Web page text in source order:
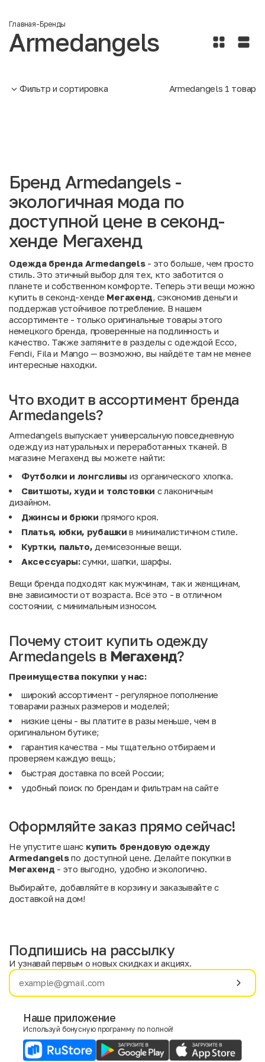
Главная-Бренды
Armedangels
Фильтр и сортировка Armedangels 1 товар
Бренд Armedangels -
экологичная мода по
доступной цене в секонд-
хенде Мегахенд
Одежда бренда Armedangels- это больше, чем просто
стиль. Это этичный выбор для тех, кто заботится о
планете и собственном комфорте. Теперь эти вещи можно
купить в секонд-хенде Мегахенд, сэкономив деньги и
поддержав устойчивое потребление. В нашем
ассортименте - только оригинальные товары этого
немецкого бренда, проверенные на подлинность и
качество. Также загляните в разделы с одеждой Ecco,
Fendi, Fila и Mango — возможно, вы найдёте там не менее
интересные находки.
Что входит в ассортимент бренда
Armedangels?
Armedangels выпускает универсальную повседневную
одежду из натуральных и переработанных тканей. В
магазине Мегахенд вы можете найти:
Футболки и лонгсливы из органического хлопка.
Свитшоты, худи и толстовки с лаконичным
дизайном.
Джинсы и брюки прямого кроя.
Платья, юбки, рубашкив минималистичном стиле.
Куртки, пальто, демисезонные вещи.
Аксессуары:сумки, шапки, шарфы.
Вещи бренда подходят как мужчинам, так и женщинам,
вне зависимости от возраста. Всё это - в отличном
состоянии, с минимальным износом.
Почему стоит купить одежду
Armedangels в Мегахенд?
Преимущества покупки у нас:
широкий ассортимент - регулярное пополнение
товарами разных размеров и моделей;
низкие цены - вы платите в разы меньше, чем в
оригинальном бутике;
гарантия качества - мы тщательно отбираем и
проверяем каждую вещь;
быстрая доставка по всей России;
удобный поиск по брендам и фильтрам на сайте
Оформляйте заказ прямо сейчас!
Не упустите шанс купить брендовую одежду
Armedangelsпо доступной цене. Делайте покупки в
Мегахенд - это выгодно, удобно и экологично.
Выбирайте, добавляйте в корзину и заказывайте с
доставкой на дом!
Имя
E-mail
Подпишись на рассылку
И узнавай первым о новых скидках и акциях.
Наше приложение
Используй бонусную программу по полной!